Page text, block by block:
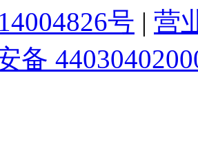
号 | 营
备